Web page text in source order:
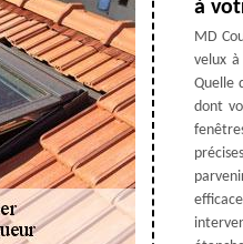
à
MD
velux à
Quelle
dont